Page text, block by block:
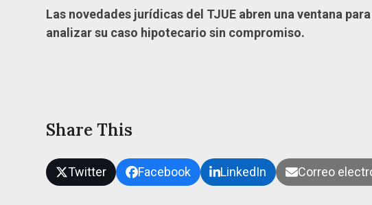
Las novedades jurídicas del TJUE abren una ventana
analizar su caso hipotecario sin compromiso.
Share This
Twitter Facebook LinkedIn Correo